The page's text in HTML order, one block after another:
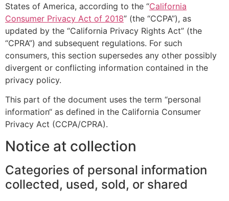
States of America, according to the “California
Consumer Privacy Act of 2018” (the “CCPA”), as
updated by the “California Privacy Rights Act” (the
“CPRA”) and subsequent regulations. For such
consumers, this section supersedes any other possibly
divergent or conflicting information contained in the
privacy policy.
This part of the document uses the term “personal
information“ as defined in the California Consumer
Privacy Act (CCPA/CPRA).
Notice at collection
Categories of personal information
collected, used, sold, or shared